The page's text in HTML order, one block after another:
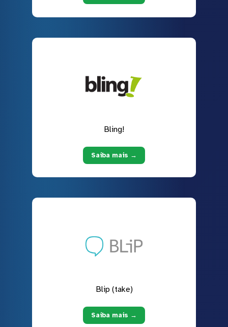
Bling!
Saiba mais →
Blip (take)
Saiba mais →